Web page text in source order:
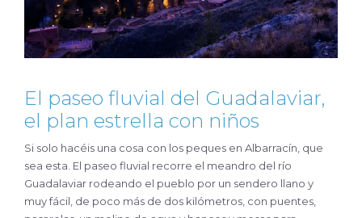
El paseo fluvial del Guadalaviar,
el plan estrella con niños
Si solo hacéis una cosa con los peques en Albarracín, que
sea esta. El paseo fluvial recorre el meandro del río
Guadalaviar rodeando el pueblo por un sendero llano y
muy fácil, de poco más de dos kilómetros, con puentes,